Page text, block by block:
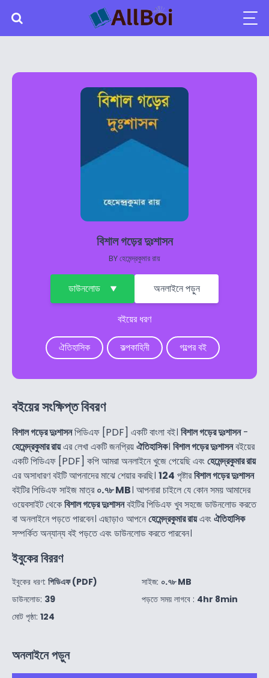
বিশাল গড়ের দুঃশাসন
BYহেমেন্দ্রকুমার রায়
ডাউনলোড অনলাইনে পড়ুন
বইয়ের ধরণ
ঐতিহাসিক কল্পকাহিনী গল্পের বই
বইয়ের সংক্ষিপ্ত বিবরণ
বিশাল গড়ের দুঃশাসনপিডিএফ [PDF] একটি বাংলা বই। বিশাল গড়ের দুঃশাসন-
হেমেন্দ্রকুমার রায়এর লেখা একটি জনপ্রিয়ঐতিহাসিক। বিশাল গড়ের দুঃশাসনবইয়ের
একটি পিডিএফ [PDF] কপি আমরা অনলাইনে খুজে পেয়েছি এবংহেমেন্দ্রকুমার রায়
এর অসাধারণ বইটি আপনাদের মাঝে শেয়ার করছি। 124 পৃষ্টারবিশাল গড়ের দুঃশাসন
বইটির পিডিএফ সাইজ মাত্র০.৭৮ MB। আপনারা চাইলে যে কোন সময় আমাদের
ওয়েবসাইট থেকেবিশাল গড়ের দুঃশাসনবইটির পিডিএফ খুব সহজে ডাউনলোড করতে
বা অনলাইনে পড়তে পারবেন। এছাড়াও আপনেহেমেন্দ্রকুমার রায়এবংঐতিহাসিক
সম্পর্কিত অন্যান্য বই পড়তে এবং ডাউনলোড করতে পারবেন।
ইবুকের বিররণ
ইবুকের ধরণ: পিডিএফ (PDF)
ডাউনলোড: 39
মোট পৃষ্ঠা: 124
সাইজ: ০.৭৮ MB
পড়তে সময় লাগবে : 4hr 8min
অনলাইনে পড়ুন